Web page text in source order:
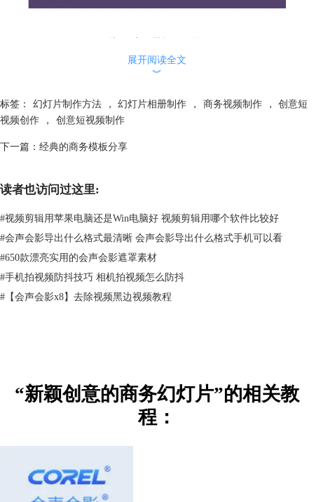
看了以上的介绍，是不是感觉很棒呢？以后开会不用担心枯燥无聊了，有
了动感的幻灯片，不仅可以让大家耳目一新，吸引大家的眼球，还能提高
指日可待了！更多教程内容，可进入会声会影教程页面。
展开阅读全文
︾
标签： 幻灯片制作方法 ， 幻灯片相册制作 ， 商务视频制作 ，
创意短
视频创作
， 创意短视频制作
下一篇： 经典的商务模板分享
读者也访问过这里:
#视频剪辑用苹果电脑还是Win电脑好 视频剪辑用哪个软件比较好
#会声会影导出什么格式最清晰 会声会影导出什么格式手机可以看
#650款漂亮实用的会声会影遮罩素材
#手机拍视频防抖技巧 相机拍视频怎么防抖
# 【会声会影x8】去除视频黑边视频教程
“新颖创意的商务幻灯片”的相关教
程：